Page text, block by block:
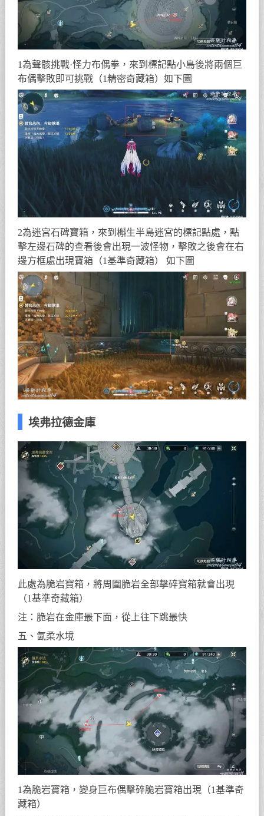
1為聲骸挑戰·怪力布偶拳，來到標記點小島後將兩個巨
布偶擊敗即可挑戰（1精密奇藏箱）如下圖
2為迷宮石碑寶箱，來到槲生半島迷宮的標記點處，點
擊左邊石碑的查看後會出現一波怪物，擊敗之後會在右
邊方框處出現寶箱（1基準奇藏箱） 如下圖
埃弗拉德金庫
此處為脆岩寶箱，將周圍脆岩全部擊碎寶箱就會出現
（1基準奇藏箱）
注：脆岩在金庫最下面，從上往下跳最快
五、氤柔水境
1為脆岩寶箱，變身巨布偶擊碎脆岩寶箱出現（1基準奇
藏箱）